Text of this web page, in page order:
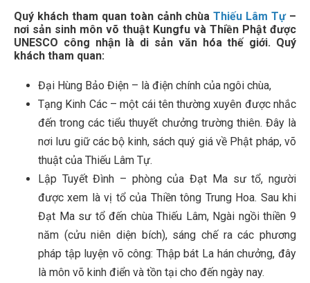
Quý khách tham quan toàn cảnh chùaThiếu Lâm Tự–
nơi sản sinh môn võ thuật Kungfu và Thiền Phật được
UNESCO công nhận là di sản văn hóa thế giới. Quý
khách tham quan:
Đại Hùng Bảo Điện – là điện chính của ngôi chùa,
Tạng Kinh Các – một cái tên thường xuyên được nhắc
đến trong các tiểu thuyết chưởng trường thiên. Đây là
nơi lưu giữ các bộ kinh, sách quý giá về Phật pháp, võ
thuật của Thiếu Lâm Tự.
Lập Tuyết Đình – phòng của Đạt Ma sư tổ, người
được xem là vị tổ của Thiền tông Trung Hoa. Sau khi
Đạt Ma sư tổ đến chùa Thiếu Lâm, Ngài ngồi thiền 9
năm (cửu niên diện bích), sáng chế ra các phương
pháp tập luyện võ công: Thập bát La hán chưởng, đây
là môn võ kinh điển và tồn tại cho đến ngày nay.